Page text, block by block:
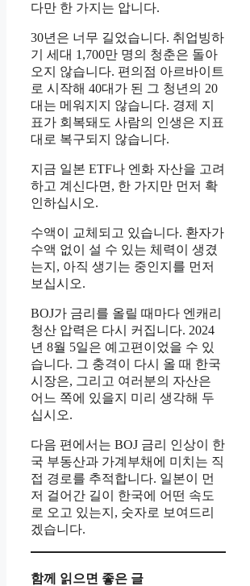
다만 한 가지는 압니다.
30년은 너무 길었습니다. 취업빙하
기 세대 1,700만 명의 청춘은 돌아
오지 않습니다. 편의점 아르바이트
로 시작해 40대가 된 그 청년의 20
대는 메워지지 않습니다. 경제 지
표가 회복돼도 사람의 인생은 지표
대로 복구되지 않습니다.
지금 일본 ETF나 엔화 자산을 고려
하고 계신다면, 한 가지만 먼저 확
인하십시오.
수액이 교체되고 있습니다. 환자가
수액 없이 설 수 있는 체력이 생겼
는지, 아직 생기는 중인지를 먼저
보십시오.
BOJ가 금리를 올릴 때마다 엔캐리
청산 압력은 다시 커집니다. 2024
년 8월 5일은 예고편이었을 수 있
습니다. 그 충격이 다시 올 때 한국
시장은, 그리고 여러분의 자산은
어느 쪽에 있을지 미리 생각해 두
십시오.
다음 편에서는 BOJ 금리 인상이 한
국 부동산과 가계부채에 미치는 직
접 경로를 추적합니다. 일본이 먼
저 걸어간 길이 한국에 어떤 속도
로 오고 있는지, 숫자로 보여드리
겠습니다.
함께 읽으면 좋은 글